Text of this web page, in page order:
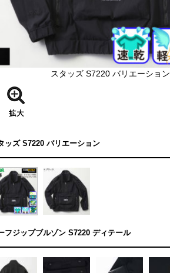
スタッズ S7220 バリエーション
ッズ S7220 バリエーション
フジップブルゾン S7220 ディテール